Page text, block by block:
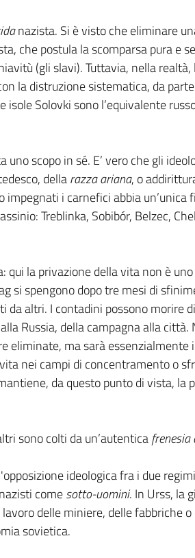
nazista. Si è visto che eliminare
che postula la scomparsa pura e
(gli slavi). Tuttavia, nella
la distruzione sistematica, da
Solovki sono l’equivalente
scopo in sé. E’ vero che gli
dellarazza ariana, o
i carnefici abbia
Treblinka, Sobibór, Belzec,
la privazione della vita non è
si spengono dopo tre mesi di
altri. I contadini possono morire
Russia, della campagna alla
eliminate, ma sarà
nei campi di concentramento o
da questo punto di vista,
sono colti da un’autentica
ideologica fra i due
comesotto-uomini. In Urss, la
delle miniere, delle fabbriche
sovietica.